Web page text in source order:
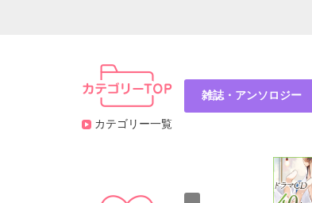
カテゴリー一覧
雑誌・アンソロジー